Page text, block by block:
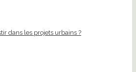
dans les projets urbains ?